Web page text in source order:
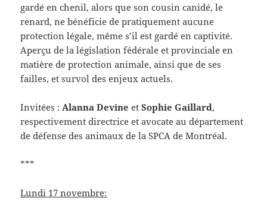
gardé en chenil, alors que son cousin canidé, le
renard, ne bénéficie de pratiquement aucune
protection légale, même s’il est gardé en captivité.
Aperçu de la législation fédérale et provinciale en
matière de protection animale, ainsi que de ses
failles, et survol des enjeux actuels.
Invitées :Alanna Devine etSophie Gaillard,
respectivement directrice et avocate au département
de défense des animaux de la SPCA de Montréal.
***
Lundi 17 novembre: